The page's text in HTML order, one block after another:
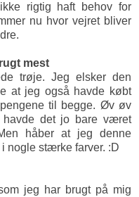
rigtig haft behov for
nu hvor vejret bliver
mest
trøje. Jeg elsker den
at jeg også havde købt
til begge. Øv øv
det jo bare været
håber at jeg denne
nogle stærke farver. :D
jeg har brugt på mig